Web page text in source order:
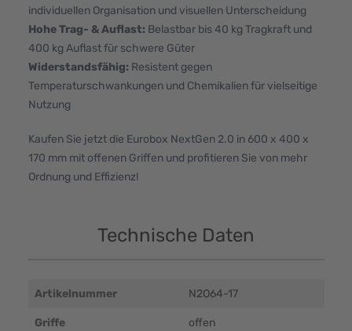
individuellen Organisation und visuellen Unterscheidung
Hohe Trag- & Auflast: Belastbar bis 40 kg Tragkraft und
400 kg Auflast für schwere Güter
Widerstandsfähig: Resistent gegen
Temperaturschwankungen und Chemikalien für vielseitige
Nutzung
Kaufen Sie jetzt die Eurobox NextGen 2.0 in 600 x 400 x
170 mm mit offenen Griffen und profitieren Sie von mehr
Ordnung und Effizienz!
Technische Daten
Artikelnummer N2O64-17
Griffe offen